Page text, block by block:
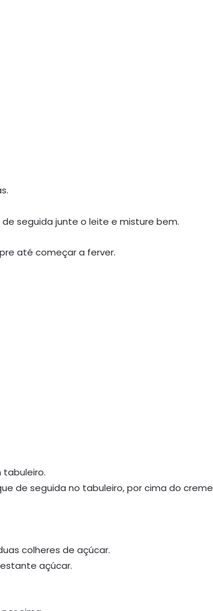
seguida junte o leite e misture bem.
até começar a ferver.
tabuleiro.
de seguida no tabuleiro, por cima do creme
colheres de açúcar.
açúcar.